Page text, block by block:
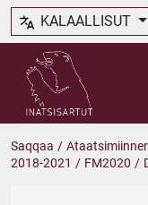
KALAALLISUT
Saqqaa /
2018-2021 / FM2020 /